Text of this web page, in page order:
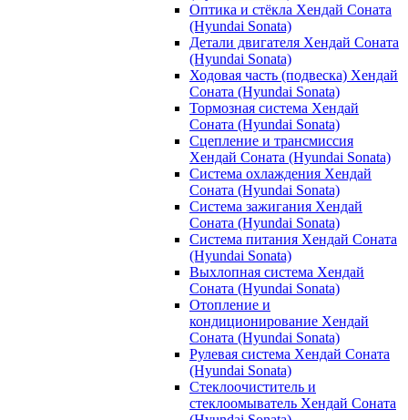
Оптика и стёкла Хендай Соната
(Hyundai Sonata)
Детали двигателя Хендай Соната
(Hyundai Sonata)
Ходовая часть (подвеска) Хендай
Соната (Hyundai Sonata)
Тормозная система Хендай
Соната (Hyundai Sonata)
Сцепление и трансмиссия
Хендай Соната (Hyundai Sonata)
Система охлаждения Хендай
Соната (Hyundai Sonata)
Система зажигания Хендай
Соната (Hyundai Sonata)
Система питания Хендай Соната
(Hyundai Sonata)
Выхлопная система Хендай
Соната (Hyundai Sonata)
Отопление и
кондиционирование Хендай
Соната (Hyundai Sonata)
Рулевая система Хендай Соната
(Hyundai Sonata)
Стеклоочиститель и
стеклоомыватель Хендай Соната